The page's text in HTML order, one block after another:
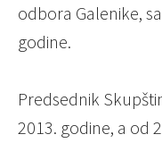
odbora Galenike,
godine.
Predsednik
2013. godine, a od